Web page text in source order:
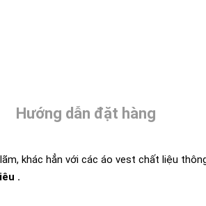
Hướng dẫn đặt hàng
khác hẳn với các áo vest chất liệu
.